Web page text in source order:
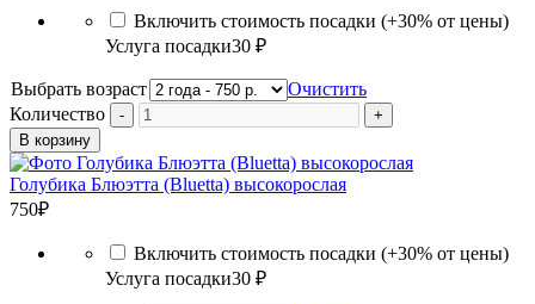
Включить стоимость посадки (+30% от цены)
Услуга посадки30 ₽
Выбрать возраст
Очистить
Количество
В корзину
Голубика Блюэтта (Bluetta) высокорослая
750₽
Включить стоимость посадки (+30% от цены)
Услуга посадки30 ₽